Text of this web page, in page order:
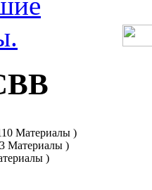
Материалы )
Материалы )
)